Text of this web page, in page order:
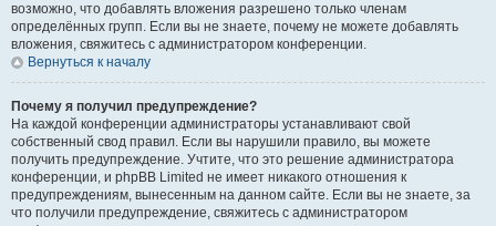
возможно, что добавлять вложения разрешено только членам
определённых групп. Если вы не знаете, почему не можете добавлять
вложения, свяжитесь с администратором конференции.
Вернуться к началу
Почему я получил предупреждение?
На каждой конференции администраторы устанавливают свой
собственный свод правил. Если вы нарушили правило, вы можете
получить предупреждение. Учтите, что это решение администратора
конференции, и phpBB Limited не имеет никакого отношения к
предупреждениям, вынесенным на данном сайте. Если вы не знаете, за
что получили предупреждение, свяжитесь с администратором